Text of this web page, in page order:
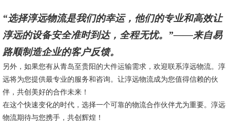
“选择淳远物流是我们的幸运，他们的专业和高效让
淳远的设备安全准时到达，全程无忧。”——来自易
路顺制造企业的客户反馈。
另外，如果您有从青岛至贵阳的大件运输需求，欢迎联系淳远物流。淳
远将为您提供最专业的服务和咨询。让淳远物流成为您值得信赖的伙
伴，共创美好的合作未来！
在这个快速变化的时代，选择一个可靠的物流合作伙伴尤为重要。淳远
物流期待与您携手，共创辉煌！